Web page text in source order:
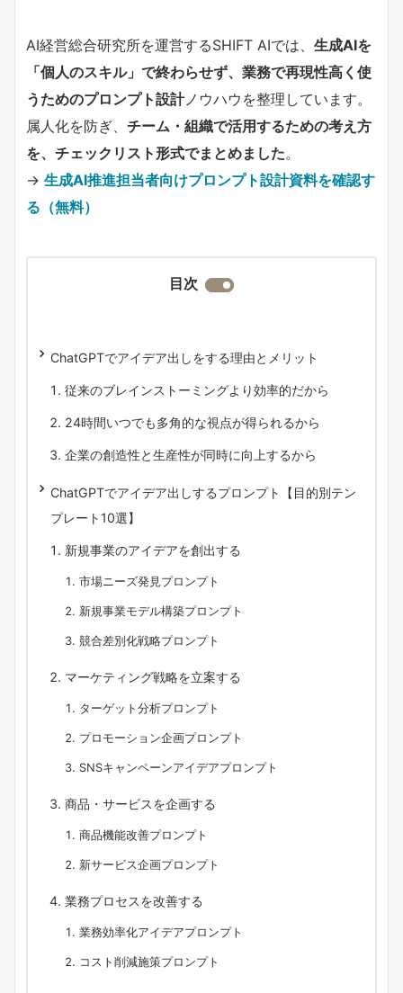
AI経営総合研究所を運営するSHIFT AIでは、 生成AIを
「個人のスキル」で終わらせず、業務で再現性高く使
うためのプロンプト設計ノウハウを整理しています。
属人化を防ぎ、 チーム・組織で活用するための考え方
を、チェックリスト形式でまとめました。
→ 生成AI推進担当者向けプロンプト設計資料を確認す
る（無料）
目次
ChatGPTでアイデア出しをする理由とメリット
従来のブレインストーミングより効率的だから
24時間いつでも多角的な視点が得られるから
企業の創造性と生産性が同時に向上するから
ChatGPTでアイデア出しするプロンプト【目的別テン
プレート10選】
新規事業のアイデアを創出する
市場ニーズ発見プロンプト
新規事業モデル構築プロンプト
競合差別化戦略プロンプト
マーケティング戦略を立案する
ターゲット分析プロンプト
プロモーション企画プロンプト
SNSキャンペーンアイデアプロンプト
商品・サービスを企画する
商品機能改善プロンプト
新サービス企画プロンプト
業務プロセスを改善する
業務効率化アイデアプロンプト
コスト削減施策プロンプト